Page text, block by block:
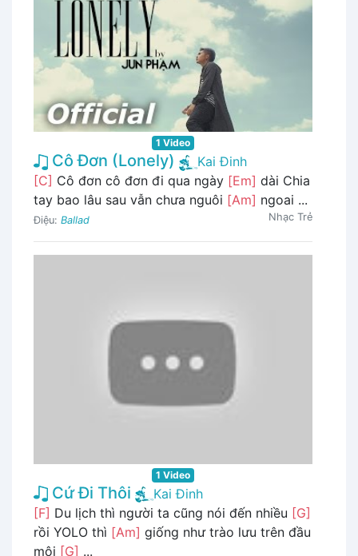
1 Video
Cô Đơn (Lonely)
Kai Đinh
[C] Cô đơn cô đơn đi qua ngày [Em] dài Chia
tay bao lâu sau vẫn chưa nguôi [Am] ngoai ...
Điệu: Ballad Nhạc Trẻ
1 Video
Cứ Đi Thôi
Kai Đinh
[F] Du lịch thì người ta cũng nói đến nhiều [G]
rồi YOLO thì [Am] giống như trào lưu trên đầu
môi [G] ...